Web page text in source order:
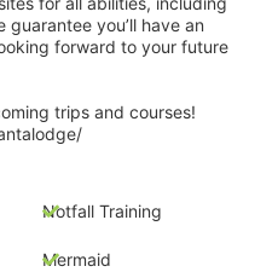
guarantee you’ll have an
forward to your future
trips and courses!
Notfall Training
Mermaid